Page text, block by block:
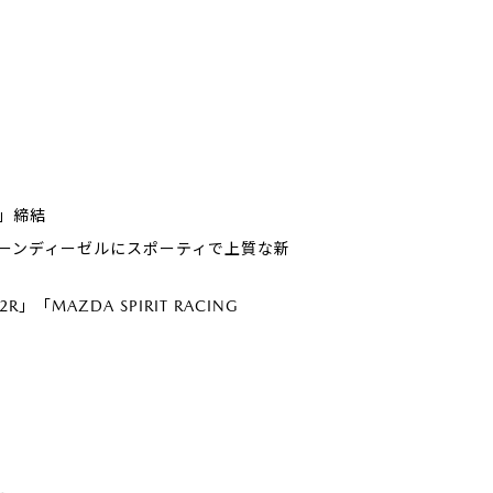
締結
ディーゼルにスポーティで上質な新
」「MAZDA SPIRIT RACING